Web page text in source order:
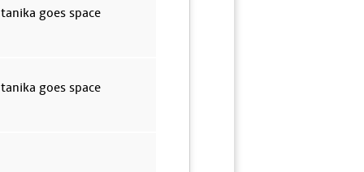
goes space
goes space